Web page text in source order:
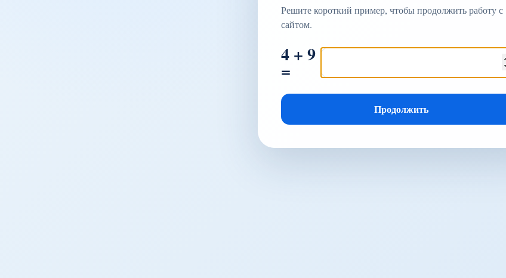
Решите короткий пример, чтобы продолжить работу с
сайтом.
4 + 9
=
Продолжить